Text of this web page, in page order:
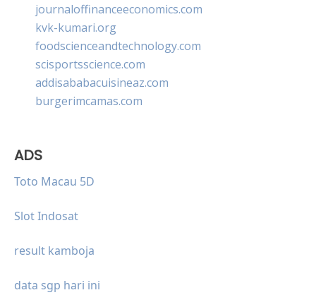
journaloffinanceeconomics.com
kvk-kumari.org
foodscienceandtechnology.com
scisportsscience.com
addisababacuisineaz.com
burgerimcamas.com
ADS
Toto Macau 5D
Slot Indosat
result kamboja
data sgp hari ini